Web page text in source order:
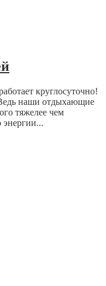
круглосуточно!
наши отдыхающие
тяжелее чем
энергии...